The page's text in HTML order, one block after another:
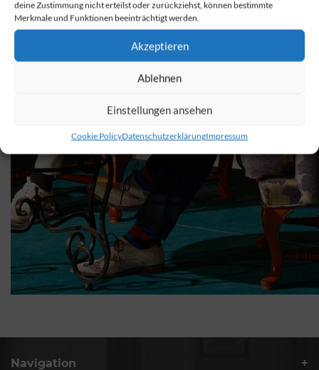
deine Zustimmung nicht erteilst oder zurückziehst, können bestimmte
Merkmale und Funktionen beeinträchtigt werden.
Akzeptieren
Ablehnen
Einstellungen ansehen
Cookie PolicyDatenschutzerklärungImpressum
Navigation